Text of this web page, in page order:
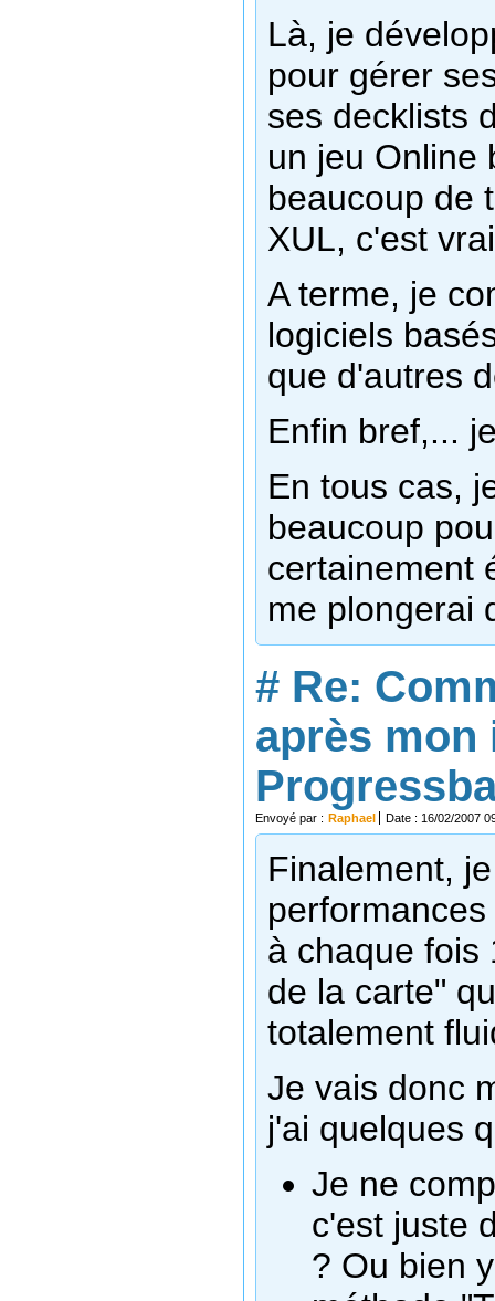
Là, je
pour gérer
ses decklists
un jeu Online
beaucoup de
XUL, c'est
A terme, je
logiciels
que d'autres
Enfin bref,...
En tous cas,
beaucoup
certainement
me plongerai
# Re:
après mon
Envoyé par : Raphael Date : 16/02/2007
Finalement,
à chaque fois
de la carte"
totalement
Je vais donc
j'ai quelques
Je ne
c'est juste
? Ou bien